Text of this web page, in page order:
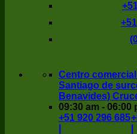
Centro
Santiago de
Benavides)
09:30 am - 06:00
+51 920 296 685